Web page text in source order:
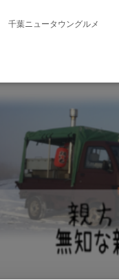
千葉ニュータウングルメ